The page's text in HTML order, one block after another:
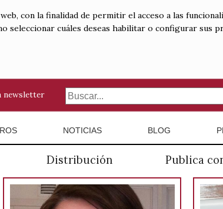
con la finalidad de permitir el acceso a las
seleccionar cuáles deseas habilitar o configurar sus
newsletter
NOTICIAS BLOG
Distribución Publica